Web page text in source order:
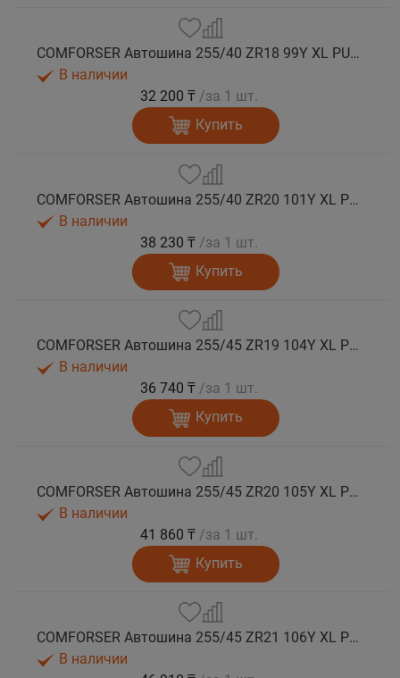
COMFORSER Автошина 255/40 ZR18 99Y XL PURESPEED лето
В наличии
32 200 ₸ /за 1 шт.
Купить
COMFORSER Автошина 255/40 ZR20 101Y XL PURESPEED лето
В наличии
38 230 ₸ /за 1 шт.
Купить
COMFORSER Автошина 255/45 ZR19 104Y XL PURESPEED лето
В наличии
36 740 ₸ /за 1 шт.
Купить
COMFORSER Автошина 255/45 ZR20 105Y XL PURESPEED лето
В наличии
41 860 ₸ /за 1 шт.
Купить
COMFORSER Автошина 255/45 ZR21 106Y XL PURESPEED лето
В наличии